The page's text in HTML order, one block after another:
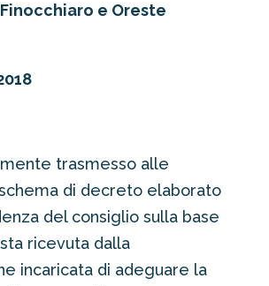
e Oreste
trasmesso alle
di decreto elaborato
del consiglio sulla base
ricevuta dalla
incaricata di adeguare la